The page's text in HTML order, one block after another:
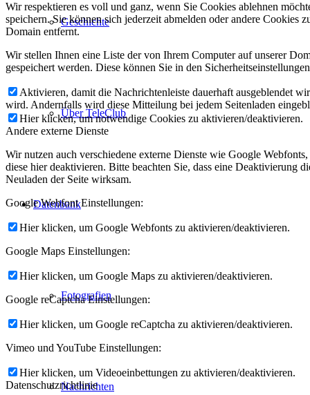
Geschichte
Über TeleClub
Datenbank
Fotografien
Nachrichten
Wir respektieren es voll und ganz, wenn Sie Cookies ablehnen
speichern. Sie können sich jederzeit abmelden oder andere Cookies
Domain entfernt.
Wir stellen Ihnen eine Liste der von Ihrem Computer auf unserer
gespeichert werden. Diese können Sie in den
Aktivieren, damit die Nachrichtenleiste dauerhaft ausgeblendet
wird. Andernfalls wird diese Mitteilung bei jedem Seitenladen
Hier klicken, um notwendige Cookies zu aktivieren/deaktivieren.
Andere externe Dienste
Wir nutzen auch verschiedene externe Dienste wie Google
diese hier deaktivieren. Bitte beachten Sie, dass eine Deaktivierung
Neuladen der Seite wirksam.
Google Webfont Einstellungen:
Hier klicken, um Google Webfonts zu aktivieren/deaktivieren.
Google Maps Einstellungen:
Hier klicken, um Google Maps zu aktivieren/deaktivieren.
Google reCaptcha Einstellungen:
Hier klicken, um Google reCaptcha zu aktivieren/deaktivieren.
Vimeo und YouTube Einstellungen:
Hier klicken, um Videoeinbettungen zu aktivieren/deaktivieren.
Datenschutzrichtlinie